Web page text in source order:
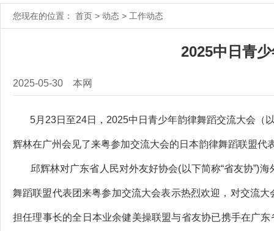
您现在的位置： 首页 > 动态 > 工作动态
2025中日青
2025-05-30 本网
5月23日至24日，2025中日青少年韵律舞蹈交流大会（以
辉林在广州会见了来粤参加交流大会的日本韵律舞蹈联盟代
邱辉林对广东省人民对外友好协会(以下简称“省友协”)海
舞蹈联盟代表团来粤参加交流大会表示热烈欢迎，对交流
担任理事长的全日本业余健美操联盟与省友协已携手在广